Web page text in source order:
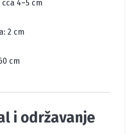
4–5 cm
2 cm
cm
i održavanje